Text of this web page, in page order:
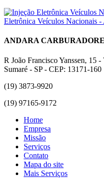
ANDARA
R João Francisco Yanssen, 15 -
Sumaré - SP - CEP: 13171-160
(19) 3873-9920
(19) 97165-9172
Home
Empresa
Missão
Serviços
Contato
Mapa do site
Mais Serviços